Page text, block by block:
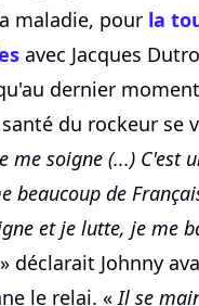
maladie, pour la
avec Jacques
dernier
du rockeur se
me soigne (...) C'est
beaucoup de
et je lutte, je me
déclarait Johnny
le relai. «Il se